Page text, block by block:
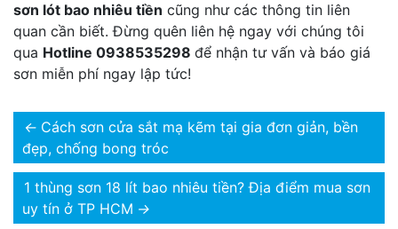
sơn lót bao nhiêu tiền cũng như các thông tin liên
quan cần biết. Đừng quên liên hệ ngay với chúng tôi
qua Hotline 0938535298 để nhận tư vấn và báo giá
sơn miễn phí ngay lập tức!
← Cách sơn cửa sắt mạ kẽm tại gia đơn giản, bền
đẹp, chống bong tróc
1 thùng sơn 18 lít bao nhiêu tiền? Địa điểm mua sơn
uy tín ở TP HCM →